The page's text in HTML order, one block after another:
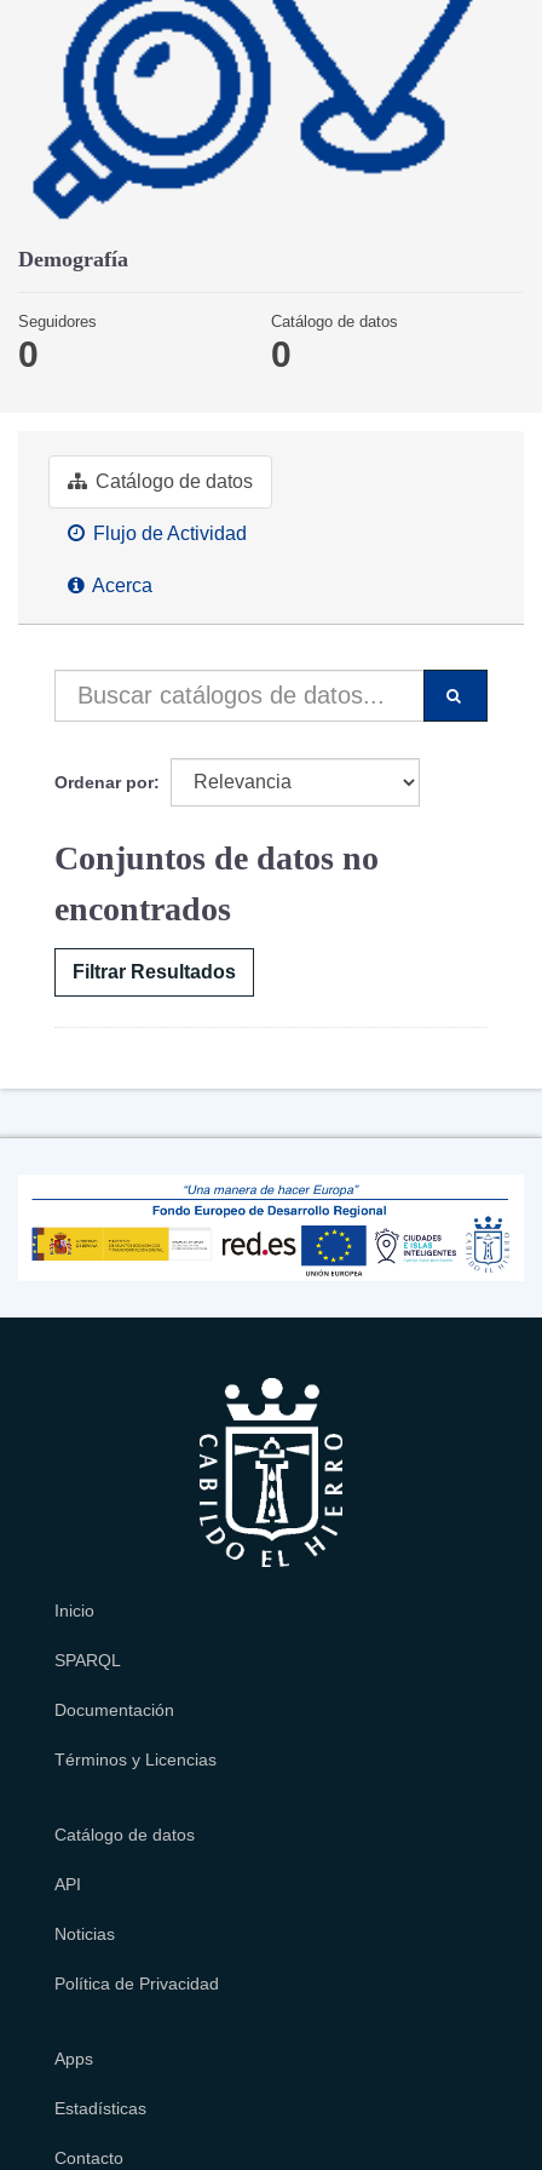
Demografía
Seguidores
0
Catálogo de datos
0
Catálogo de datos
Flujo de Actividad
Acerca
Ordenar por
Conjuntos de datos no
encontrados
Filtrar Resultados
Inicio
SPARQL
Documentación
Términos y Licencias
Catálogo de datos
API
Noticias
Política de Privacidad
Apps
Estadísticas
Contacto